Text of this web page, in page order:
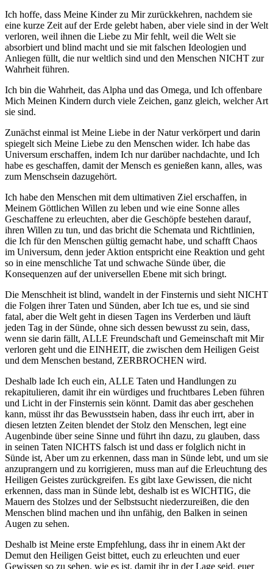
Ich hoffe, dass Meine Kinder zu Mir zurückkehren, nachdem sie
eine kurze Zeit auf der Erde gelebt haben, aber viele sind in der Welt
verloren, weil ihnen die Liebe zu Mir fehlt, weil die Welt sie
absorbiert und blind macht und sie mit falschen Ideologien und
Anliegen füllt, die nur weltlich sind und den Menschen NICHT zur
Wahrheit führen.
Ich bin die Wahrheit, das Alpha und das Omega, und Ich offenbare
Mich Meinen Kindern durch viele Zeichen, ganz gleich, welcher Art
sie sind.
Zunächst einmal ist Meine Liebe in der Natur verkörpert und darin
spiegelt sich Meine Liebe zu den Menschen wider. Ich habe das
Universum erschaffen, indem Ich nur darüber nachdachte, und Ich
habe es geschaffen, damit der Mensch es genießen kann, alles, was
zum Menschsein dazugehört.
Ich habe den Menschen mit dem ultimativen Ziel erschaffen, in
Meinem Göttlichen Willen zu leben und wie eine Sonne alles
Geschaffene zu erleuchten, aber die Geschöpfe bestehen darauf,
ihren Willen zu tun, und das bricht die Schemata und Richtlinien,
die Ich für den Menschen gültig gemacht habe, und schafft Chaos
im Universum, denn jeder Aktion entspricht eine Reaktion und geht
so in eine menschliche Tat und schwache Sünde über, die
Konsequenzen auf der universellen Ebene mit sich bringt.
Die Menschheit ist blind, wandelt in der Finsternis und sieht NICHT
die Folgen ihrer Taten und Sünden, aber Ich tue es, und sie sind
fatal, aber die Welt geht in diesen Tagen ins Verderben und läuft
jeden Tag in der Sünde, ohne sich dessen bewusst zu sein, dass,
wenn sie darin fällt, ALLE Freundschaft und Gemeinschaft mit Mir
verloren geht und die EINHEIT, die zwischen dem Heiligen Geist
und dem Menschen bestand, ZERBROCHEN wird.
Deshalb lade Ich euch ein, ALLE Taten und Handlungen zu
rekapitulieren, damit ihr ein würdiges und fruchtbares Leben führen
und Licht in der Finsternis sein könnt. Damit das aber geschehen
kann, müsst ihr das Bewusstsein haben, dass ihr euch irrt, aber in
diesen letzten Zeiten blendet der Stolz den Menschen, legt eine
Augenbinde über seine Sinne und führt ihn dazu, zu glauben, dass
in seinen Taten NICHTS falsch ist und dass er folglich nicht in
Sünde ist, Aber um zu erkennen, dass man in Sünde lebt, und um sie
anzuprangern und zu korrigieren, muss man auf die Erleuchtung des
Heiligen Geistes zurückgreifen. Es gibt laxe Gewissen, die nicht
erkennen, dass man in Sünde lebt, deshalb ist es WICHTIG, die
Mauern des Stolzes und der Selbstsucht niederzureißen, die den
Menschen blind machen und ihn unfähig, den Balken in seinen
Augen zu sehen.
Deshalb ist Meine erste Empfehlung, dass ihr in einem Akt der
Demut den Heiligen Geist bittet, euch zu erleuchten und euer
Gewissen so zu sehen, wie es ist, damit ihr in der Lage seid, euer